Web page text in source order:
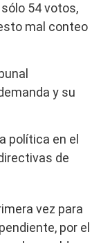
54 votos,
mal conteo
y su
política en el
de
vez para
por el